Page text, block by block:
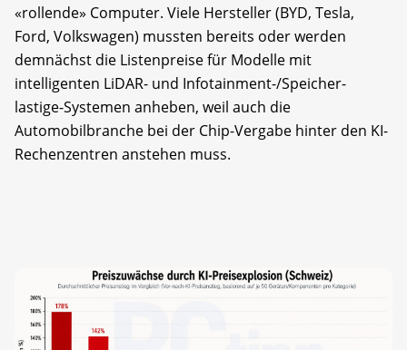
«rollende» Computer. Viele Hersteller (BYD, Tesla,
Ford, Volkswagen) mussten bereits oder werden
demnächst die Listenpreise für Modelle mit
intelligenten LiDAR- und Infotainment-/Speicher-
lastige-Systemen anheben, weil auch die
Automobilbranche bei der Chip-Vergabe hinter den KI-
Rechenzentren anstehen muss.